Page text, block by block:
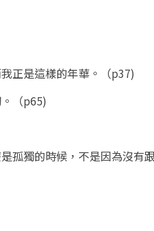
正是這樣的年華。（p37)
（p65)
孤獨的時候，不是因為沒有